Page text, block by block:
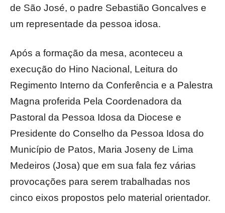
de São José, o padre Sebastião Goncalves e
um representade da pessoa idosa.
Após a formação da mesa, aconteceu a
execução do Hino Nacional, Leitura do
Regimento Interno da Conferência e a Palestra
Magna proferida Pela Coordenadora da
Pastoral da Pessoa Idosa da Diocese e
Presidente do Conselho da Pessoa Idosa do
Município de Patos, Maria Joseny de Lima
Medeiros (Josa) que em sua fala fez várias
provocações para serem trabalhadas nos
cinco eixos propostos pelo material orientador.